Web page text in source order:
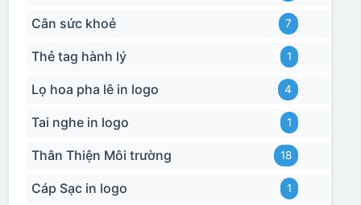
Cân sức khoẻ 7
Thẻ tag hành lý 1
Lọ hoa pha lê in logo 4
Tai nghe in logo 1
Thân Thiện Môi trường 18
Cáp Sạc in logo 1